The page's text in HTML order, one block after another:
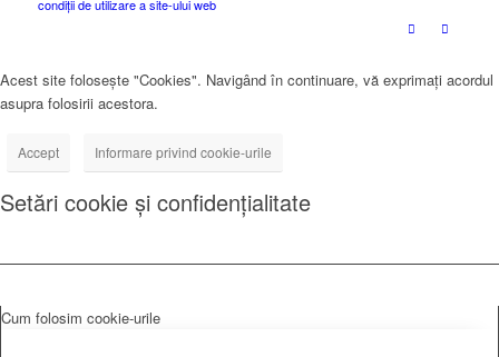
condiții de utilizare a site-ului web
Acest site folosește "Cookies". Navigând în continuare, vă exprimați acordul
asupra folosirii acestora.
Accept Informare privind cookie-urile
Setări cookie și confidențialitate
Cum folosim cookie-urile